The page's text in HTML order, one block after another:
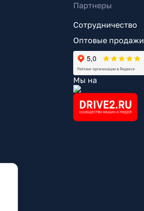
Партнеры
Сотрудничество
Оптовые продажи
Мы на